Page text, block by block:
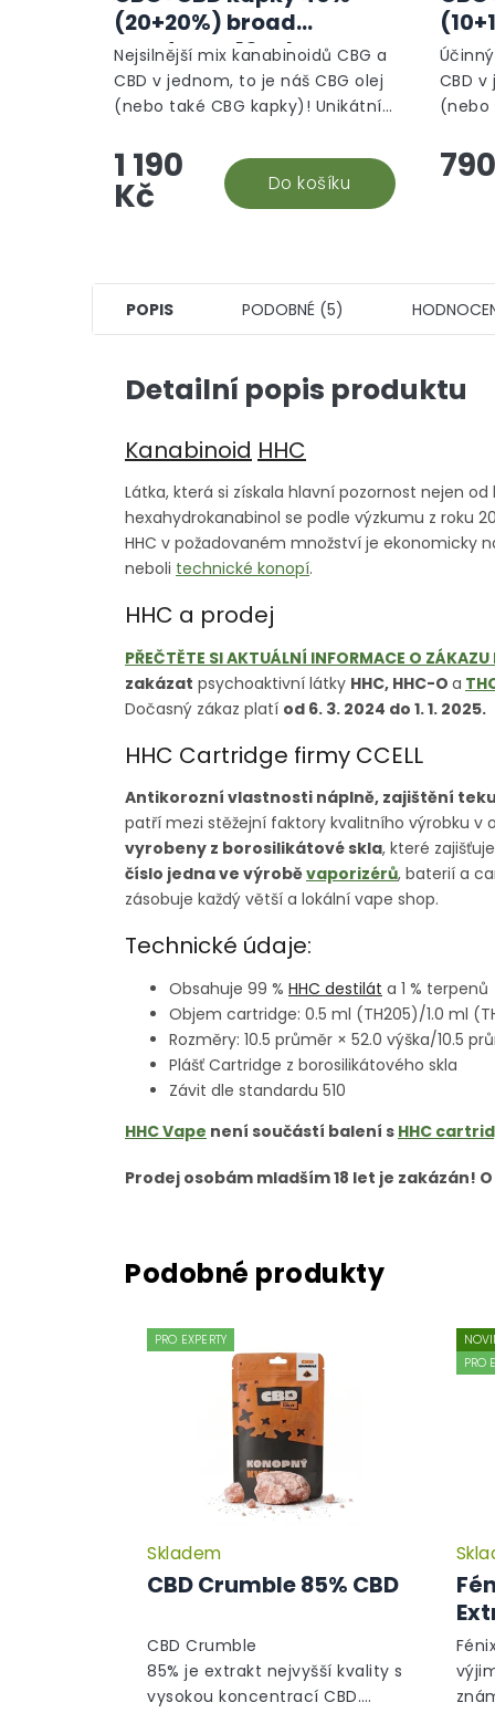
(20+20%) broad
spectrum, 10 ml -
Energický režim
produktu
hvězdiček.
1 190
Kč Do košíku
Nejsilnější mix kanabinoidů CBG a
CBD v jednom, to je náš CBG olej
(nebo také CBG kapky)! Unikátní
vám pomůže se soustředit,
kvalitně regenerovat a...
CBD
(nebo
vám
POPIS PODOBNÉ (5)
Detailní popis produktu
Kanabinoid HHC
Látka, která si získala hlavní pozornost nejen
hexahydrokanabinol se podle výzkumu z roku
HHC v požadovaném množství je ekonomicky
neboli technické konopí.
HHC a prodej
PŘEČTĚTE SI AKTUÁLNÍ INFORMACE O ZÁKAZU
zakázat psychoaktivní látky HHC, HHC-O a
Dočasný zákaz platí od 6. 3. 2024 do 1. 1. 2025.
HHC Cartridge firmy CCELL
Antikorozní vlastnosti náplně, zajištění
patří mezi stěžejní faktory kvalitního výrobku v
vyrobeny z borosilikátové skla, které
číslo jedna ve výroběvaporizérů, baterií a
zásobuje každý větší a lokální vape shop.
Technické údaje:
Obsahuje 99 % HHC destilát a 1 % terpenů
Objem cartridge: 0.5 ml (TH205)/1.0 ml
Rozměry: 10.5 průměr × 52.0 výška/10.5
Plášť Cartridge z borosilikátového skla
Závit dle standardu 510
HHC Vape není součástí balení s HHC
Prodej osobám mladším 18 let je zakázán!
PRO EXPERTY
CBD Crumble 85% CBD
Skladem
CBD Crumble
85% je extrakt nejvyšší kvality s
vysokou koncentrací CBD.
PRO